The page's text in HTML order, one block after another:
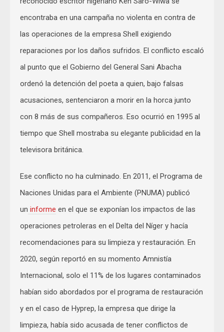
encontraba en una campaña no violenta en contra de
las operaciones de la empresa Shell exigiendo
reparaciones por los daños sufridos. El conflicto escaló
al punto que el Gobierno del General Sani Abacha
ordenó la detención del poeta a quien, bajo falsas
acusaciones, sentenciaron a morir en la horca junto
con 8 más de sus compañeros. Eso ocurrió en 1995 al
tiempo que Shell mostraba su elegante publicidad en la
televisora británica.
Ese conflicto no ha culminado. En 2011, el Programa de
Naciones Unidas para el Ambiente (PNUMA) publicó
un informe en el que se exponían los impactos de las
operaciones petroleras en el Delta del Níger y hacía
recomendaciones para su limpieza y restauración. En
2020, según reportó en su momento Amnistía
Internacional, solo el 11% de los lugares contaminados
habían sido abordados por el programa de restauración
y en el caso de Hyprep, la empresa que dirige la
limpieza, había sido acusada de tener conflictos de